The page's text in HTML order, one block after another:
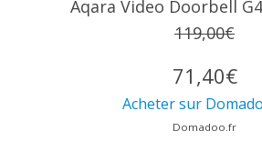
Aqara Video Doorbell G4
119,00€
71,40€
Acheter sur
Domadoo.fr